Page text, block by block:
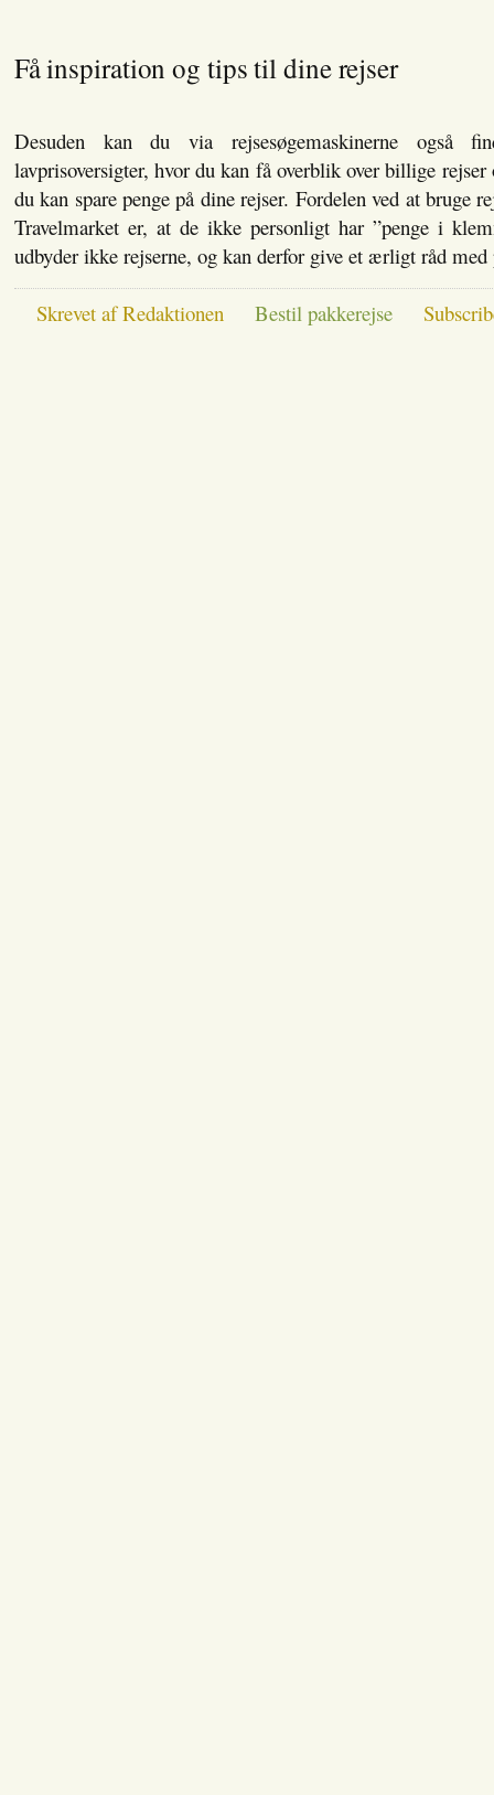
Få inspiration og tips til dine rejser
Desuden kan du via rejsesøgemaskinerne også
lavprisoversigter, hvor du kan få overblik over billige
du kan spare penge på dine rejser. Fordelen ved at bruge
Travelmarket er, at de ikke personligt har ”penge i
udbyder ikke rejserne, og kan derfor give et ærligt råd med
Skrevet af Redaktionen Bestil pakkerejse